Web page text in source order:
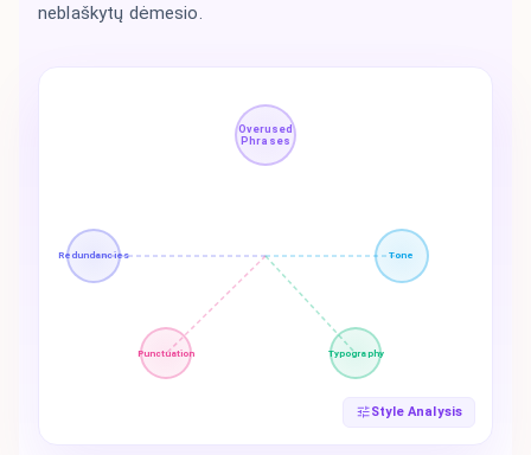
Overused
Phrases
Redundancies Tone
Punctuation Typography
Style Analysis
neblaškytų dėmesio.